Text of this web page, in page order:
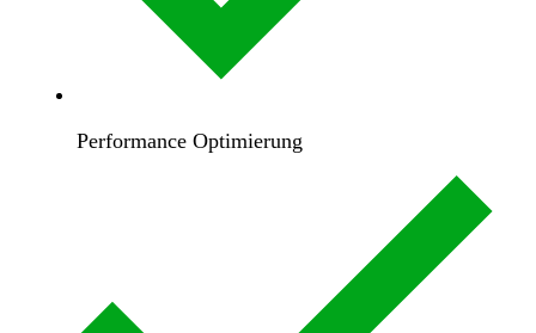
Performance Optimierung